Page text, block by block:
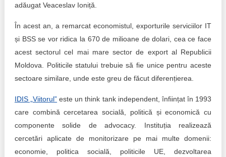
adăugat Veaceslav Ioniță.
În acest an, a remarcat economistul, exporturile serviciilor IT
și BSS se vor ridica la 670 de milioane de dolari, cea ce face
acest sectorul cel mai mare sector de export al Republicii
Moldova. Politicile statului trebuie să fie unice pentru aceste
sectoare similare, unde este greu de făcut diferențierea.
IDIS „Viitorul” este un think tank independent, înființat în 1993
care combină cercetarea socială, politică și economică cu
componente solide de advocacy. Instituția realizează
cercetări aplicate de monitorizare pe mai multe domenii:
economie, politica socială, politicile UE, dezvoltarea